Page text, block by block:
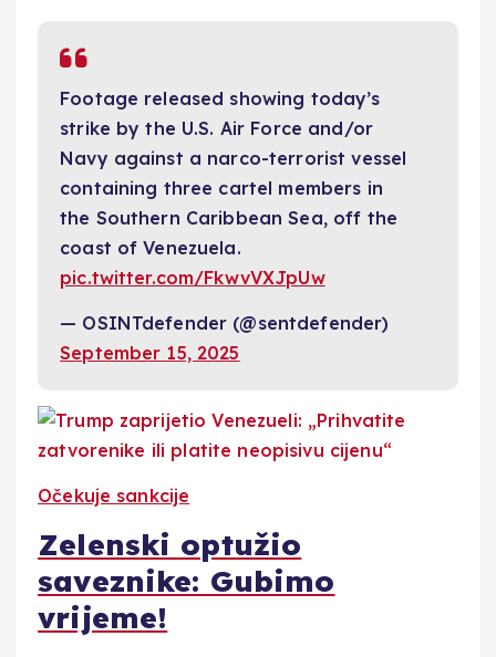
Footage released showing today’s
strike by the U.S. Air Force and/or
Navy against a narco-terrorist vessel
containing three cartel members in
the Southern Caribbean Sea, off the
coast of Venezuela.
pic.twitter.com/FkwvVXJpUw
— OSINTdefender (@sentdefender)
September 15, 2025
Očekuje sankcije
Zelenski optužio
saveznike: Gubimo
vrijeme!